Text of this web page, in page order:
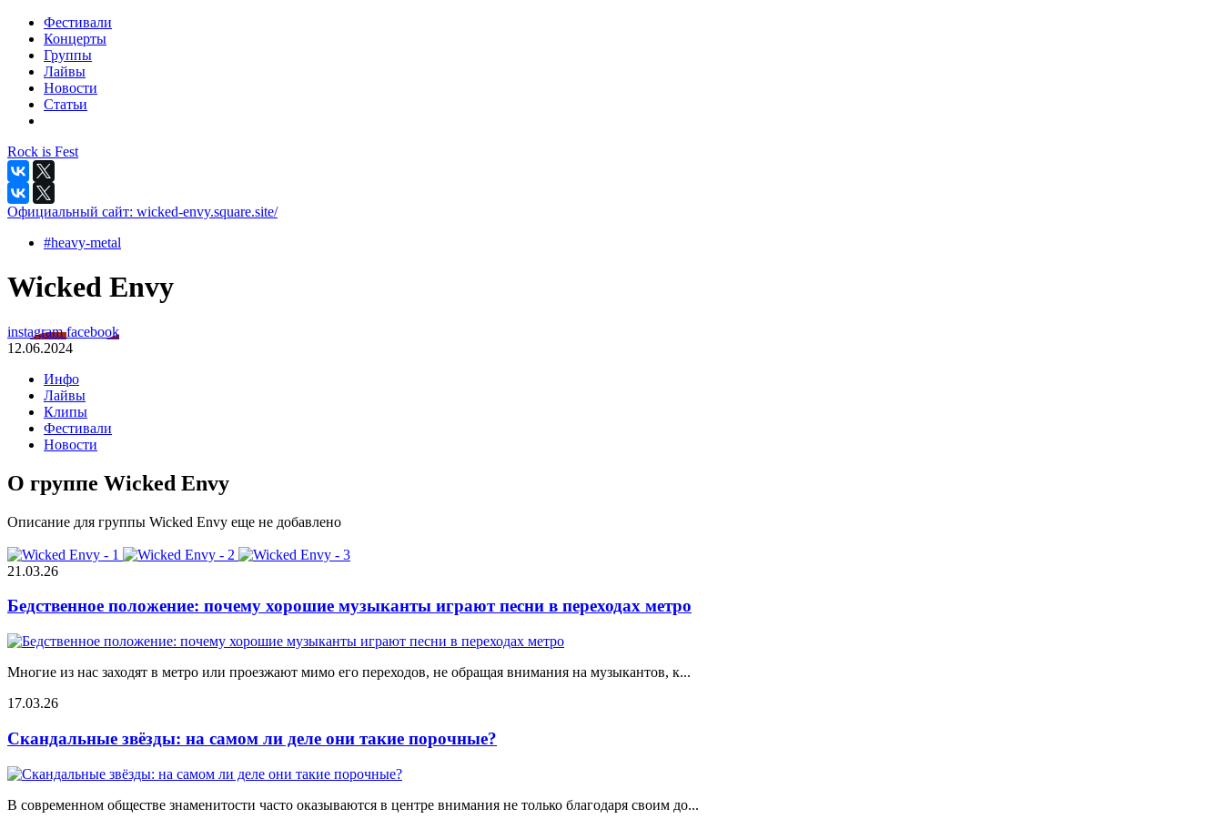
Фестивали
Концерты
Группы
Лайвы
Новости
Статьи
Rock is Fest
Официальный сайт: wicked-envy.square.site/
#heavy-metal
Wicked Envy
instagramfacebook
12.06.2024
Инфо
Лайвы
Клипы
Фестивали
Новости
О группе Wicked Envy
Описание для группы Wicked Envy еще не добавлено
21.03.26
Бедственное положение: почему хорошие музыканты играют песни в переходах метро
Многие из нас заходят в метро или проезжают мимо его переходов, не обращая внимания на музыкантов, к...
17.03.26
Скандальные звёзды: на самом ли деле они такие порочные?
В современном обществе знаменитости часто оказываются в центре внимания не только благодаря своим до...